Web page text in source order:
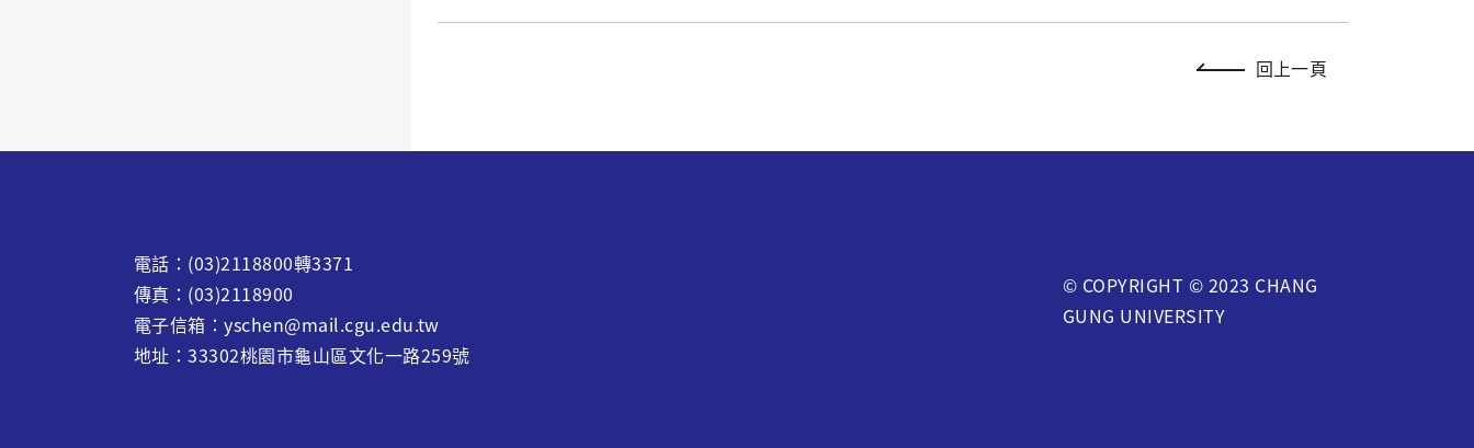
回上一頁
電話：(03)2118800轉3371
傳真：(03)2118900
電子信箱：yschen@mail.cgu.edu.tw
地址：33302桃園市龜山區文化一路259號
© COPYRIGHT © 2023 CHANG
GUNG UNIVERSITY